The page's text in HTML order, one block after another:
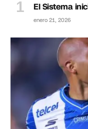
El Sistema
enero 21, 2026